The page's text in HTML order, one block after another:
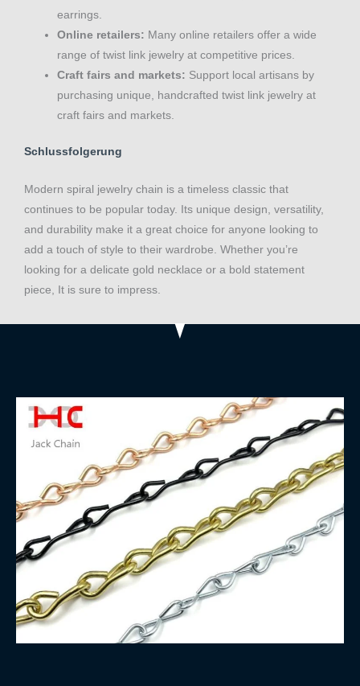
earrings.
Online retailers: Many online retailers offer a wide
range of twist link jewelry at competitive prices.
Craft fairs and markets: Support local artisans by
purchasing unique, handcrafted twist link jewelry at
craft fairs and markets.
Schlussfolgerung
Modern spiral jewelry chain is a timeless classic that
continues to be popular today. Its unique design, versatility,
and durability make it a great choice for anyone looking to
add a touch of style to their wardrobe. Whether you’re
looking for a delicate gold necklace or a bold statement
piece, It is sure to impress.